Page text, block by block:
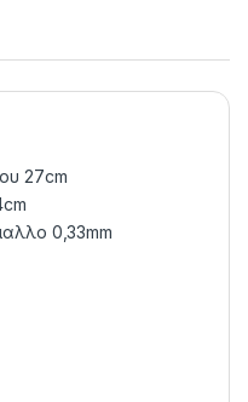
27cm
0,33mm